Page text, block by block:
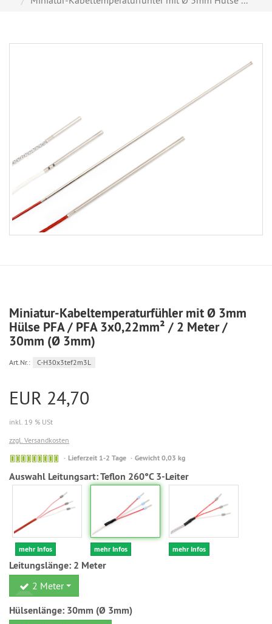
Miniatur-Kabeltemperaturfühler mit Ø 3mm
Hülse PFA / PFA 3x0,22mm² / 2 Meter /
30mm (Ø 3mm)
Art.Nr.: C-H30x3tef2m3L
EUR 24,70
inkl. 19 % USt
zzgl. Versandkosten
Sofort
ausreichende
Stückzahl
Lieferzeit 1-2 Tage Gewicht 0,03 kg
Auswahl Leitungsart:Teflon 260°C 3-Leiter
mehr Infos mehr Infos mehr Infos
Leitungslänge: 2 Meter
2 Meter
Hülsenlänge: 30mm (Ø 3mm)